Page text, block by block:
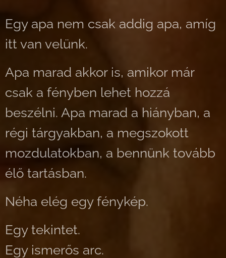
Egy apa nem csak addig apa, amíg
itt van velünk.
Apa marad akkor is, amikor már
csak a fényben lehet hozzá
beszélni. Apa marad a hiányban, a
régi tárgyakban, a megszokott
mozdulatokban, a bennünk tovább
élő tartásban.
Néha elég egy fénykép.
Egy tekintet.
Egy ismerős arc.